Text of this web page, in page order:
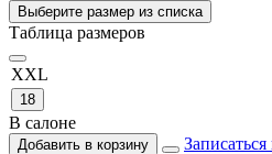
Выберите размер из списка
Таблица размеров
XXL
18
В салоне
Добавить в корзину